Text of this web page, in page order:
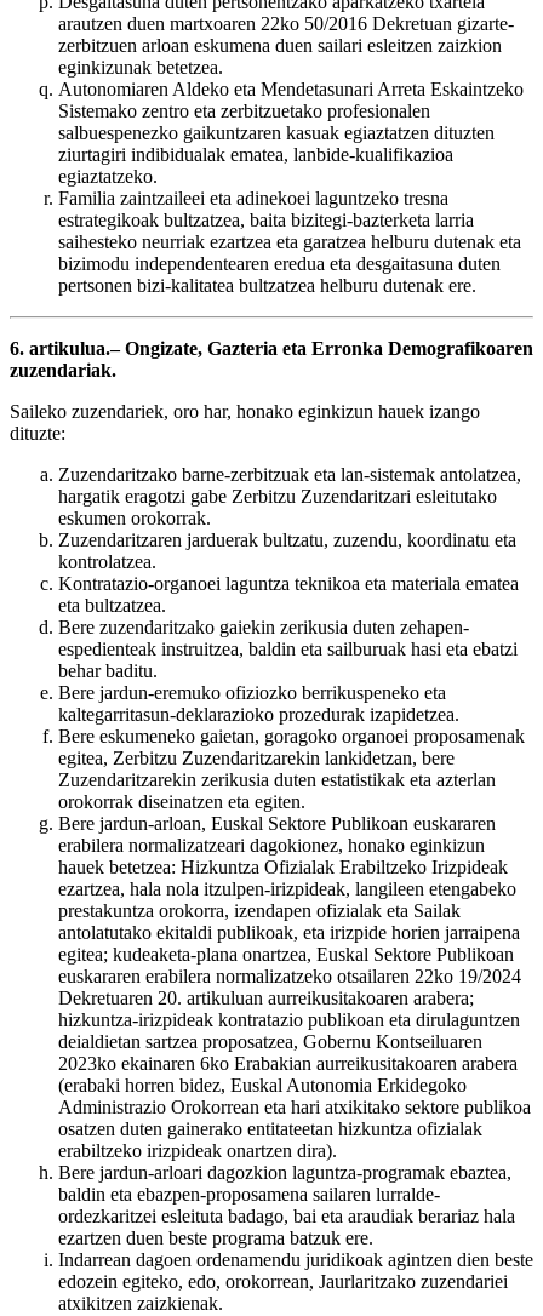
arautzen duen martxoaren 22ko 50/2016 Dekretuan gizarte-
zerbitzuen arloan eskumena duen sailari esleitzen zaizkion
eginkizunak betetzea.
Autonomiaren Aldeko eta Mendetasunari Arreta Eskaintzeko
Sistemako zentro eta zerbitzuetako profesionalen
salbuespenezko gaikuntzaren kasuak egiaztatzen dituzten
ziurtagiri indibidualak ematea, lanbide-kualifikazioa
egiaztatzeko.
Familia zaintzaileei eta adinekoei laguntzeko tresna
estrategikoak bultzatzea, baita bizitegi-bazterketa larria
saihesteko neurriak ezartzea eta garatzea helburu dutenak eta
bizimodu independentearen eredua eta desgaitasuna duten
pertsonen bizi-kalitatea bultzatzea helburu dutenak ere.
6. artikulua.– Ongizate, Gazteria eta Erronka Demografikoaren
zuzendariak.
Saileko zuzendariek, oro har, honako eginkizun hauek izango
dituzte:
Zuzendaritzako barne-zerbitzuak eta lan-sistemak antolatzea,
hargatik eragotzi gabe Zerbitzu Zuzendaritzari esleitutako
eskumen orokorrak.
Zuzendaritzaren jarduerak bultzatu, zuzendu, koordinatu eta
kontrolatzea.
Kontratazio-organoei laguntza teknikoa eta materiala ematea
eta bultzatzea.
Bere zuzendaritzako gaiekin zerikusia duten zehapen-
espedienteak instruitzea, baldin eta sailburuak hasi eta ebatzi
behar baditu.
Bere jardun-eremuko ofiziozko berrikuspeneko eta
kaltegarritasun-deklarazioko prozedurak izapidetzea.
Bere eskumeneko gaietan, goragoko organoei proposamenak
egitea, Zerbitzu Zuzendaritzarekin lankidetzan, bere
Zuzendaritzarekin zerikusia duten estatistikak eta azterlan
orokorrak diseinatzen eta egiten.
Bere jardun-arloan, Euskal Sektore Publikoan euskararen
erabilera normalizatzeari dagokionez, honako eginkizun
hauek betetzea: Hizkuntza Ofizialak Erabiltzeko Irizpideak
ezartzea, hala nola itzulpen-irizpideak, langileen etengabeko
prestakuntza orokorra, izendapen ofizialak eta Sailak
antolatutako ekitaldi publikoak, eta irizpide horien jarraipena
egitea; kudeaketa-plana onartzea, Euskal Sektore Publikoan
euskararen erabilera normalizatzeko otsailaren 22ko 19/2024
Dekretuaren 20. artikuluan aurreikusitakoaren arabera;
hizkuntza-irizpideak kontratazio publikoan eta dirulaguntzen
deialdietan sartzea proposatzea, Gobernu Kontseiluaren
2023ko ekainaren 6ko Erabakian aurreikusitakoaren arabera
(erabaki horren bidez, Euskal Autonomia Erkidegoko
Administrazio Orokorrean eta hari atxikitako sektore publikoa
osatzen duten gainerako entitateetan hizkuntza ofizialak
erabiltzeko irizpideak onartzen dira).
Bere jardun-arloari dagozkion laguntza-programak ebaztea,
baldin eta ebazpen-proposamena sailaren lurralde-
ordezkaritzei esleituta badago, bai eta araudiak berariaz hala
ezartzen duen beste programa batzuk ere.
Indarrean dagoen ordenamendu juridikoak agintzen dien beste
edozein egiteko, edo, orokorrean, Jaurlaritzako zuzendariei
atxikitzen zaizkienak.